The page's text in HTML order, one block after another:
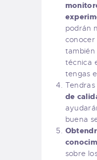
podrán
conocer
técnica
tengas
Tendras
de
buena
sobre